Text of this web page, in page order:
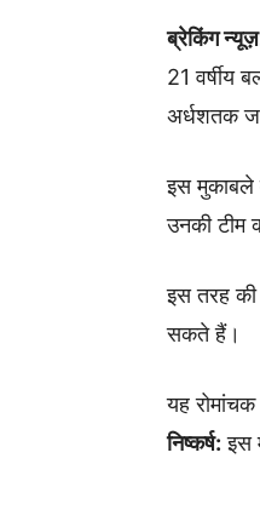
ब्रेकिंग
21 वर्षीय
अर्धशतक
इस मुकाबले
उनकी टीम
इस तरह की
सकते हैं।
यह रोमांचक
निष्कर्ष: इस